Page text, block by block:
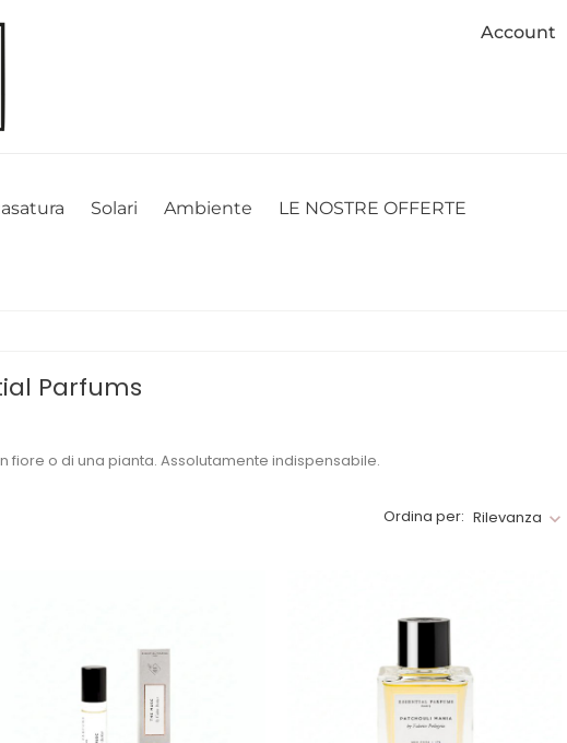
sui cookie. Se desideri modificare le tue preferenze sui cookie, puoi
Account
Solari Ambiente LE NOSTRE OFFERTE
Parfums
o di una pianta. Assolutamente indispensabile.
Ordina per: Rilevanza